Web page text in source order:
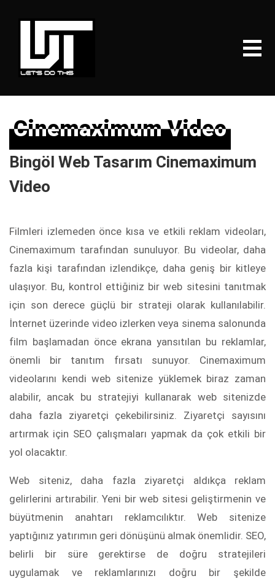
Cinemaximum Video
Cinemaximum Video
Bingöl Web Tasarım Cinemaximum
Video
Filmleri izlemeden önce kısa ve etkili reklam videoları,
Cinemaximum tarafından sunuluyor. Bu videolar, daha
fazla kişi tarafından izlendikçe, daha geniş bir kitleye
ulaşıyor. Bu, kontrol ettiğiniz bir web sitesini tanıtmak
için son derece güçlü bir strateji olarak kullanılabilir.
İnternet üzerinde video izlerken veya sinema salonunda
film başlamadan önce ekrana yansıtılan bu reklamlar,
önemli bir tanıtım fırsatı sunuyor. Cinemaximum
videolarını kendi web sitenize yüklemek biraz zaman
alabilir, ancak bu stratejiyi kullanarak web sitenizde
daha fazla ziyaretçi çekebilirsiniz. Ziyaretçi sayısını
artırmak için SEO çalışmaları yapmak da çok etkili bir
yol olacaktır.
Web siteniz, daha fazla ziyaretçi aldıkça reklam
gelirlerini artırabilir. Yeni bir web sitesi geliştirmenin ve
büyütmenin anahtarı reklamcılıktır. Web sitenize
yaptığınız yatırımın geri dönüşünü almak önemlidir. SEO,
belirli bir süre gerektirse de doğru stratejileri
uygulamak ve reklamlarınızı doğru bir şekilde